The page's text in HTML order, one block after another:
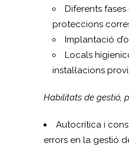
Diferents fases
proteccions
Implantació
Locals
instal·lacions
Habilitats de gestió,
Autocrítica i
errors en la gestió